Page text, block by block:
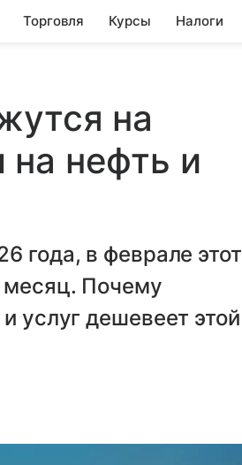
Торговля Курсы Налоги
на
нефть и
года, в феврале этот
месяц. Почему
услуг дешевеет этой